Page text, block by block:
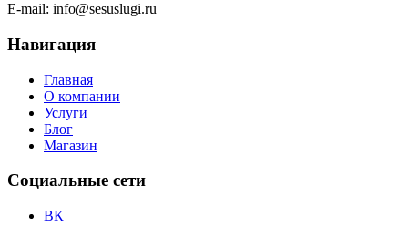
E-mail: info@sesuslugi.ru
Навигация
Главная
О компании
Услуги
Блог
Магазин
Социальные сети
ВК